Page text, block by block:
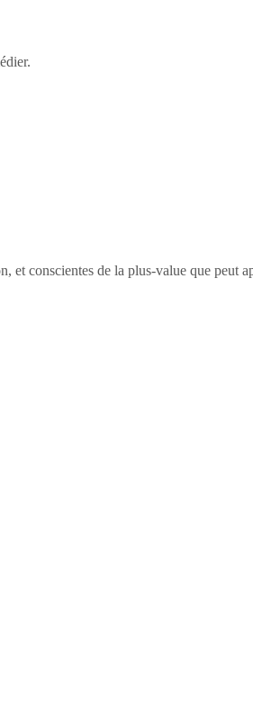
conscientes de la plus-value que peut